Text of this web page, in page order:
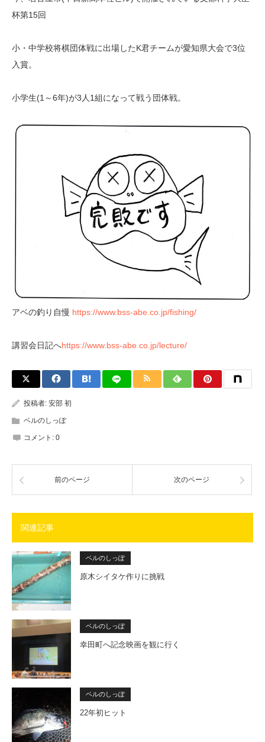
杯第15回
小・中学校将棋団体戦に出場したK君チームが愛知県大会で3位
入賞。
小学生(1～6年)が3人1組になって戦う団体戦。
アベの釣り自慢 https://www.bss-abe.co.jp/fishing/
講習会日記へhttps://www.bss-abe.co.jp/lecture/
投稿者: 安部 初
ベルのしっぽ
コメント: 0
前のページ 次のページ
関連記事
ベルのしっぽ
原木シイタケ作りに挑戦
ベルのしっぽ
幸田町へ記念映画を観に行く
ベルのしっぽ
22年初ヒット